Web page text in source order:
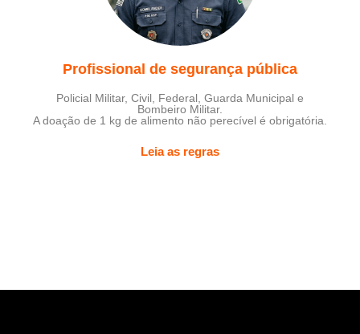
Profissional de segurança pública
Policial Militar, Civil, Federal, Guarda Municipal e
Bombeiro Militar.
A doação de 1 kg de alimento não perecível é obrigatória.
Leia as regras